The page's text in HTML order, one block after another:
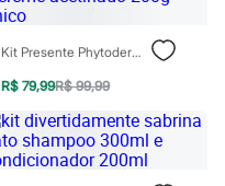
Kit Presente Phytoderm Luna Dolce Deo Colônia 50ml + Creme Acetinado 200g Único
R$ 79,99R$ 99,99